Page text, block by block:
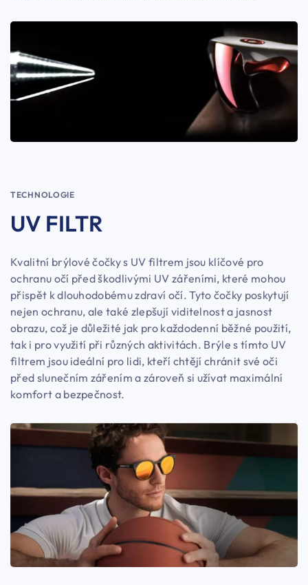
TECHNOLOGIE
UV FILTR
Kvalitní brýlové čočky s UV filtrem jsou klíčové pro
ochranu očí před škodlivými UV zářeními, které mohou
přispět k dlouhodobému zdraví očí. Tyto čočky poskytují
nejen ochranu, ale také zlepšují viditelnost a jasnost
obrazu, což je důležité jak pro každodenní běžné použití,
tak i pro využití při různých aktivitách. Brýle s tímto UV
filtrem jsou ideální pro lidi, kteří chtějí chránit své oči
před slunečním zářením a zároveň si užívat maximální
komfort a bezpečnost.